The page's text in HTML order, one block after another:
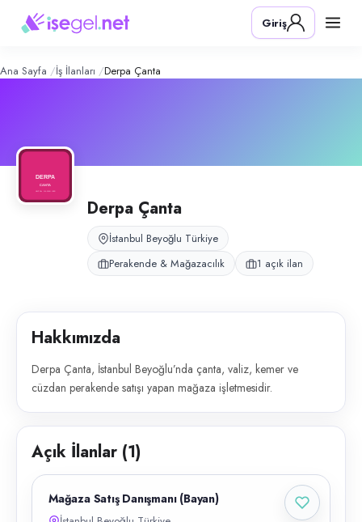
Çanta– Şirket Profili
Konum:
Derpa Çanta, İstanbul Beyoğlu’nda çanta, valiz, kemer ve cüzdan
Giriş
Ana Sayfa İş İlanları Derpa Çanta
Derpa Çanta
İstanbul Beyoğlu Türkiye
Perakende & Mağazacılık
1 açık ilan
Hakkımızda
Derpa Çanta, İstanbul Beyoğlu’nda çanta, valiz, kemer ve
cüzdan perakende satışı yapan mağaza işletmesidir.
Açık İlanlar (1)
Mağaza Satış Danışmanı (Bayan)